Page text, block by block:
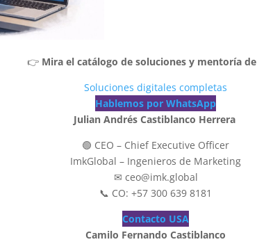
👉 Mira el catálogo de soluciones y mentoría de
Soluciones digitales completas
Hablemos por WhatsApp
Julian Andrés Castiblanco Herrera
🟢 CEO – Chief Executive Officer
ImkGlobal – Ingenieros de Marketing
✉ ceo@imk.global
📞 CO: +57 300 639 8181
Contacto USA
Camilo Fernando Castiblanco